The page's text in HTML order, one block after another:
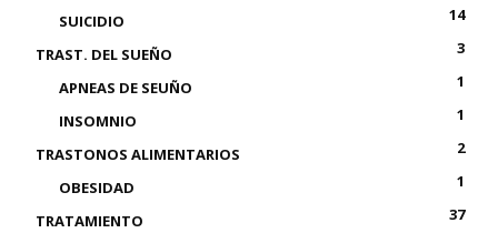
SUICIDIO
14
TRAST. DEL SUEÑO
3
APNEAS DE SEUÑO
1
INSOMNIO
1
TRASTONOS ALIMENTARIOS
2
OBESIDAD
1
TRATAMIENTO
37